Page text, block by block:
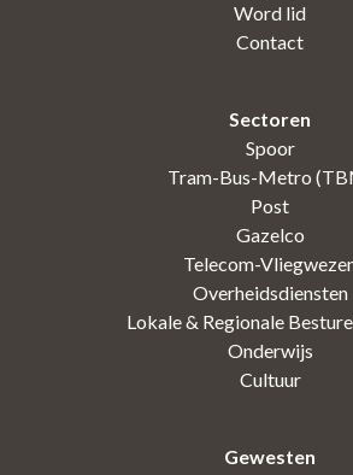
Word lid
Contact
Sectoren
Spoor
Tram-Bus-Metro
Post
Gazelco
Telecom-
Overheidsdiensten
Lokale & Regionale
Onderwijs
Cultuur
Gewesten